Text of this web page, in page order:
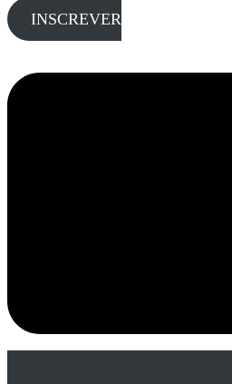
INSCREVER